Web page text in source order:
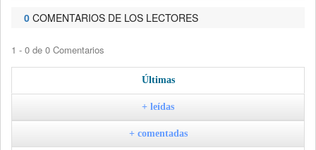
0 COMENTARIOS DE LOS LECTORES
1 - 0 de 0 Comentarios
Últimas
+ leídas
+ comentadas